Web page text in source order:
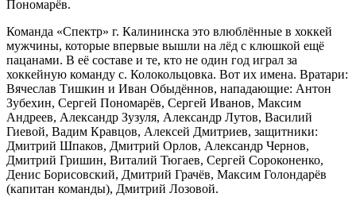
Пономарёв.
Команда «Спектр» г. Калининска это влюблённые в хоккей
мужчины, которые впервые вышли на лёд с клюшкой ещё
пацанами. В её составе и те, кто не один год играл за
хоккейную команду с. Колокольцовка. Вот их имена. Вратари:
Вячеслав Тишкин и Иван Обыдённов, нападающие: Антон
Зубехин, Сергей Пономарёв, Сергей Иванов, Максим
Андреев, Александр Зузуля, Александр Лутов, Василий
Гиевой, Вадим Кравцов, Алексей Дмитриев, защитники:
Дмитрий Шпаков, Дмитрий Орлов, Александр Чернов,
Дмитрий Гришин, Виталий Тюгаев, Сергей Сороконенко,
Денис Борисовский, Дмитрий Грачёв, Максим Голондарёв
(капитан команды), Дмитрий Лозовой.